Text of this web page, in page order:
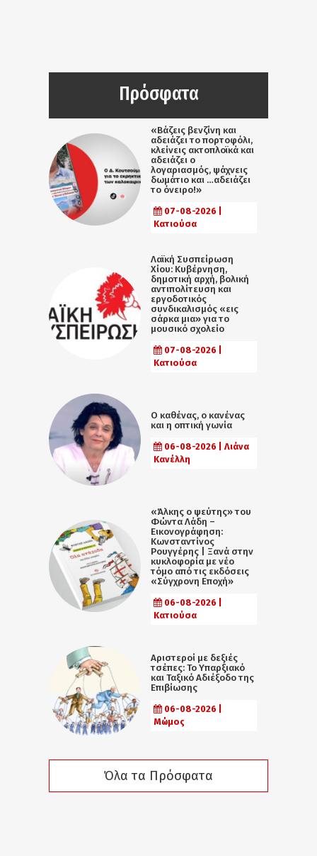
Πρόσφατα
«Βάζεις βενζίνη και
αδειάζει το πορτοφόλι,
κλείνεις ακτοπλοϊκά και
αδειάζει ο
λογαριασμός, ψάχνεις
δωμάτιο και …αδειάζει
το όνειρο!»
07-08-2026 |
Κατιούσα
Λαϊκή Συσπείρωση
Χίου: Κυβέρνηση,
δημοτική αρχή, βολική
αντιπολίτευση και
εργοδοτικός
συνδικαλισμός «εις
σάρκα μια» για το
μουσικό σχολείο
07-08-2026 |
Κατιούσα
Ο καθένας, ο κανένας
και η οπτική γωνία
06-08-2026 | Λιάνα
Κανέλλη
«Άλκης ο ψεύτης» του
Φώντα Λάδη –
Εικονογράφηση:
Κωνσταντίνος
Ρουγγέρης | Ξανά στην
κυκλοφορία με νέο
τόμο από τις εκδόσεις
«Σύγχρονη Εποχή»
06-08-2026 |
Κατιούσα
Αριστεροί με δεξιές
τσέπες: Το Υπαρξιακό
και Ταξικό Αδιέξοδο της
Επιβίωσης
06-08-2026 |
Μώμος
Όλα τα Πρόσφατα